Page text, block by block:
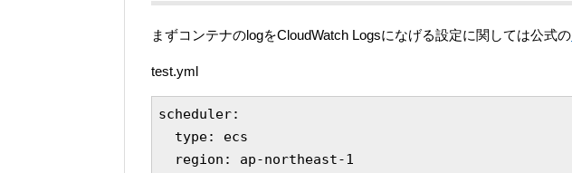
まずコンテナのlogをCloudWatch Logsになげる設定に関しては公式の
test.yml
scheduler:
  type: ecs
  region: ap-northeast-1